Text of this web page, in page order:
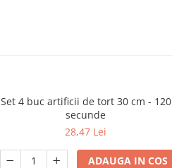
Set 4 buc artificii de tort 30 cm - 120
secunde
28,47 Lei
ADAUGA IN COS